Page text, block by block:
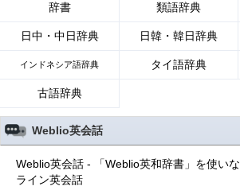
辞書 類語辞典
日中・中日辞典 日韓・韓日辞典
インドネシア語辞典 タイ語辞典
古語辞典
Weblio英会話
Weblio英会話 - 「Weblio英和辞書」を使い
ライン英会話